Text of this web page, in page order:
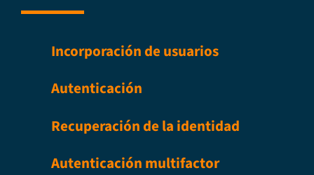
Incorporación de usuarios
Autenticación
Recuperación de la identidad
Autenticación multifactor